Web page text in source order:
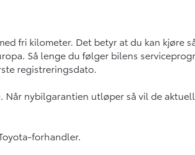
fri kilometer. Det betyr at du kan kjøre
Så lenge du følger bilens
registreringsdato.
nybilgarantien utløper så vil de
forhandler.